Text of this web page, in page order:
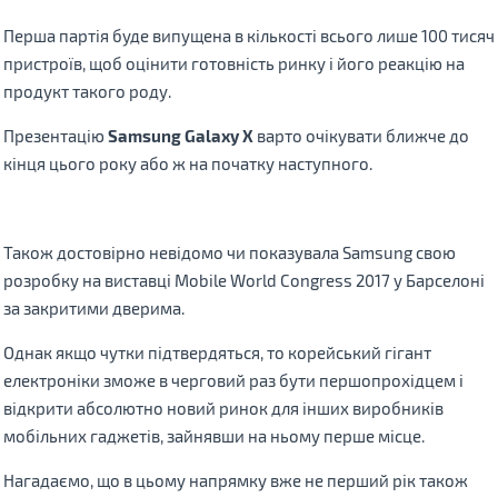
Перша партія буде випущена в кількості всього лише 100 тисяч
пристроїв, щоб оцінити готовність ринку і його реакцію на
продукт такого роду.
Презентацію Samsung Galaxy X варто очікувати ближче до
кінця цього року або ж на початку наступного.
Також достовірно невідомо чи показувала Samsung свою
розробку на виставці Mobile World Congress 2017 у Барселоні
за закритими дверима.
Однак якщо чутки підтвердяться, то корейський гігант
електроніки зможе в черговий раз бути першопрохідцем і
відкрити абсолютно новий ринок для інших виробників
мобільних гаджетів, зайнявши на ньому перше місце.
Нагадаємо, що в цьому напрямку вже не перший рік також